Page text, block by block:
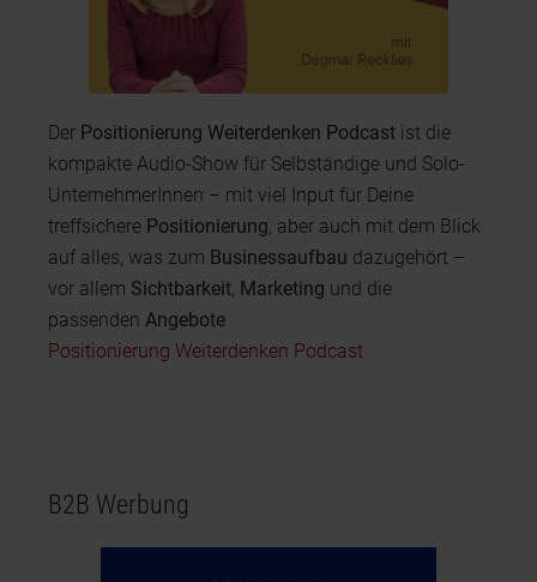
Der Positionierung Weiterdenken Podcast ist die
kompakte Audio-Show für Selbständige und Solo-
UnternehmerInnen – mit viel Input für Deine
treffsichere Positionierung, aber auch mit dem Blick
auf alles, was zum Businessaufbau dazugehört –
vor allem Sichtbarkeit, Marketing und die
passenden Angebote
Positionierung Weiterdenken Podcast
B2B Werbung